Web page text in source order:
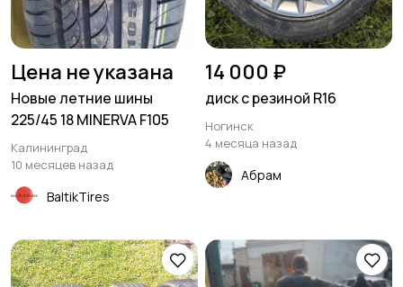
Цена не указана
Новые летние шины
225/45 18 MINERVA F105
Калининград
10 месяцев назад
BaltikTires
14 000 ₽
диск с резиной R16
Ногинск
4 месяца назад
Абрам